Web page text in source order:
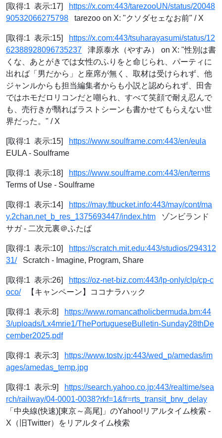
[取得:1 表示:17]
https://x.com:443/tarezooUN/status/20048
90532066275798 tarezoo on X: "クソダセェなお前" / X
[取得:1 表示:15]
https://x.com:443/tsuharayasumi/status/12
62388928096735237 津原泰水（やすみ） on X: "性別は書
くな、あとがきでは女性のふりをと命じられ、パーティに
出れば「男だから」と座席が無く、取材は受けられず、他
ジャンルからも担当編集者からも小説と認められず、田舎
ではホモだロリコンだと嘲られ、すべて笑顔で耐え忍んで
も、売行きが翳ればラストシーンも書かせてもらえない世
界だった。" / X
[取得:1 表示:15]
https://www.soulframe.com:443/en/eula
EULA - Soulframe
[取得:1 表示:18]
https://www.soulframe.com:443/en/terms
Terms of Use - Soulframe
[取得:1 表示:14]
https://may.ftbucket.info:443/may/cont/ma
y.2chan.net_b_res_1375693447/index.htm ゾンビランド
サガ - 二次元裏＠ふたば
[取得:1 表示:10]
https://scratch.mit.edu:443/studios/294312
31/Scratch - Imagine, Program, Share
[取得:1 表示:26]
https://oz-net-biz.com:443/lp-only/clp/cp-c
oco/【キャンペーン】ココナラハック
[取得:1 表示:8]
https://www.romancatholicbermuda.bm:44
3/uploads/Lx4mrie1/ThePortugueseBulletin-Sunday28thDe
cember2025.pdf
[取得:1 表示:3]
https://www.tostv.jp:443/wed_p/amedas/im
ages/amedas_temp.jpg
[取得:1 表示:9]
https://search.yahoo.co.jp:443/realtime/sea
rch/railway/04-0001-0038?rkf=1&fr=rts_transit_brw_delay
「中央線(快速)[東京～高尾]」のYahoo!リアルタイム検索 -
X（旧Twitter）をリアルタイム検索